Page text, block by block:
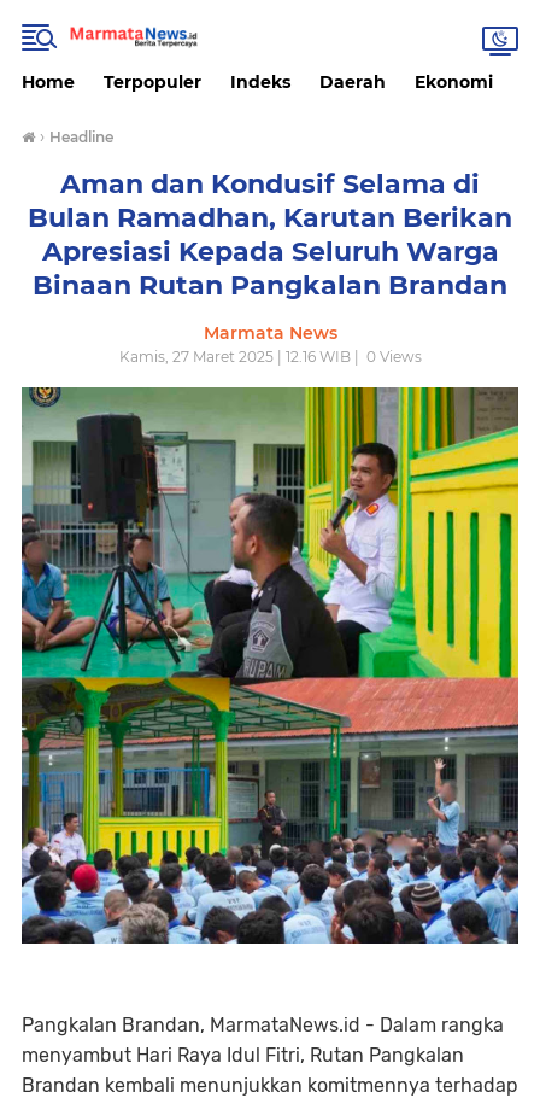
Home Terpopuler Indeks Daerah Ekonomi
› Headline
Aman dan Kondusif Selama di
Bulan Ramadhan, Karutan Berikan
Apresiasi Kepada Seluruh Warga
Binaan Rutan Pangkalan Brandan
Marmata News
Kamis, 27 Maret 2025 | 12.16 WIB | 0Views
Pangkalan Brandan, MarmataNews.id - Dalam rangka
menyambut Hari Raya Idul Fitri, Rutan Pangkalan
Brandan kembali menunjukkan komitmennya terhadap